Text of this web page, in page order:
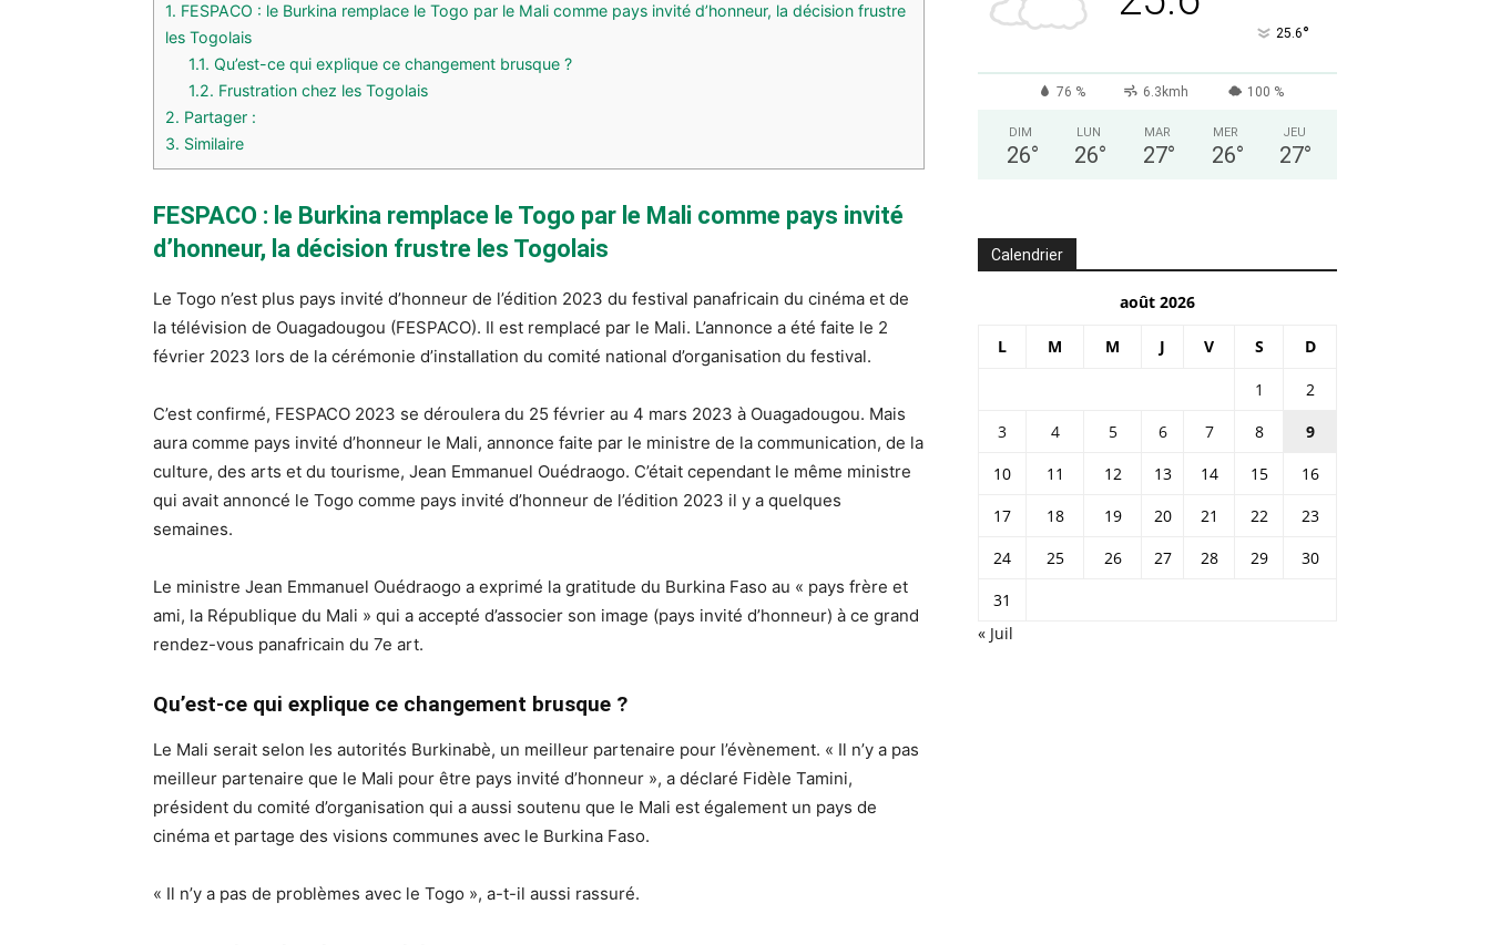
1. FESPACO : le Burkina remplace le Togo par le Mali comme pays invité d’honneur, la décision frustre
les Togolais
1.1. Qu’est-ce qui explique ce changement brusque ?
1.2. Frustration chez les Togolais
2. Partager :
3. Similaire
FESPACO : le Burkina remplace le Togo par le Mali comme pays invité
d’honneur, la décision frustre les Togolais
Le Togo n’est plus pays invité d’honneur de l’édition 2023 du festival panafricain du cinéma et de
la télévision de Ouagadougou (FESPACO). Il est remplacé par le Mali. L’annonce a été faite le 2
février 2023 lors de la cérémonie d’installation du comité national d’organisation du festival.
C’est confirmé, FESPACO 2023 se déroulera du 25 février au 4 mars 2023 à Ouagadougou. Mais
aura comme pays invité d’honneur le Mali, annonce faite par le ministre de la communication, de la
culture, des arts et du tourisme, Jean Emmanuel Ouédraogo. C’était cependant le même ministre
qui avait annoncé le Togo comme pays invité d’honneur de l’édition 2023 il y a quelques
semaines.
Le ministre Jean Emmanuel Ouédraogo a exprimé la gratitude du Burkina Faso au « pays frère et
ami, la République du Mali » qui a accepté d’associer son image (pays invité d’honneur) à ce grand
rendez-vous panafricain du 7e art.
Qu’est-ce qui explique ce changement brusque ?
Le Mali serait selon les autorités Burkinabè, un meilleur partenaire pour l’évènement. « Il n’y a pas
meilleur partenaire que le Mali pour être pays invité d’honneur », a déclaré Fidèle Tamini,
président du comité d’organisation qui a aussi soutenu que le Mali est également un pays de
cinéma et partage des visions communes avec le Burkina Faso.
« Il n’y a pas de problèmes avec le Togo », a-t-il aussi rassuré.
25.6°
76 % 6.3kmh 100 %
DIM
26°
LUN
26°
MAR
27°
MER
26°
JEU
27°
Calendrier
août 2026
L M M J V S D
1
2
3
4 5 6 7 8
9
10
11 12 13 14 15
16
17
18 19 20 21 22
23
24
25 26 27 28 29
30
31
« Juil